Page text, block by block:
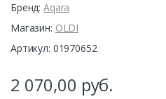
Бренд: Aqara
Магазин: OLDI
Артикул: 01970652
2 070,00 руб.